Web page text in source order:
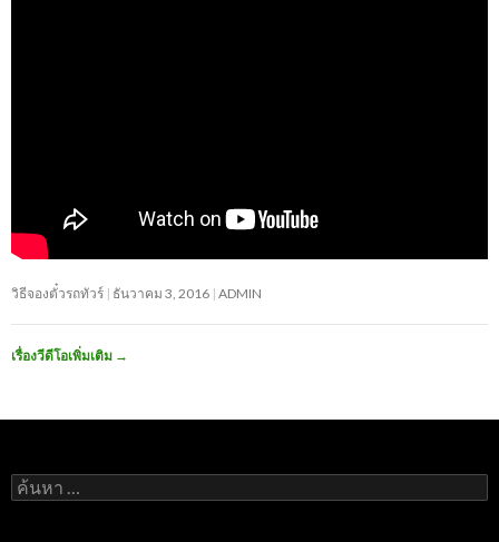
วิธีจองตั๋วรถทัวร์ ธันวาคม 3, 2016 ADMIN
เรื่องวีดีโอเพิ่มเติม →
ค้นหา
สำหรับ: